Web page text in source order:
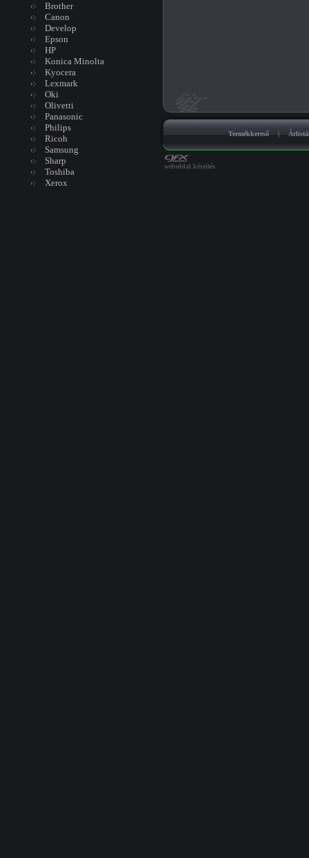
Brother
Canon
Develop
Epson
HP
Konica Minolta
Kyocera
Lexmark
Oki
Olivetti
Panasonic
Philips
Ricoh
Samsung
Sharp
Toshiba
Xerox
Termékkereső |
weboldal készítés